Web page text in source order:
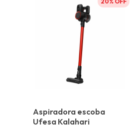
Aspiradora escoba
Ufesa Kalahari